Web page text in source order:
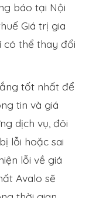
báo tại Nội
Giá trị gia
có thể thay đổi
tốt nhất để
tin và giá
dịch vụ, đôi
lỗi hoặc sai
lỗi về giá
Avalo sẽ